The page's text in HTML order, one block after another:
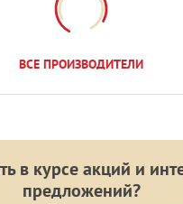
ВСЕ ПРОИЗВОДИТЕЛИ
в курсе акций и
предложений?